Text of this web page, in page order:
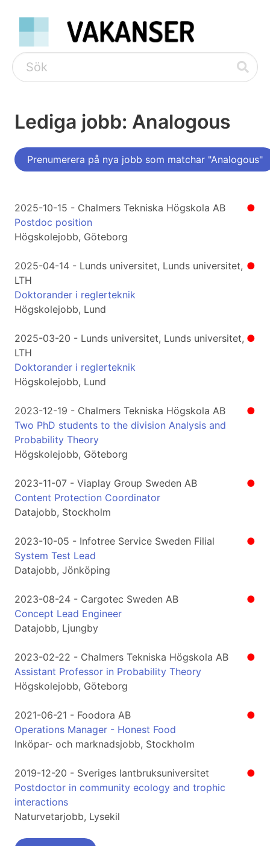
Lediga jobb: Analogous
Prenumerera på nya jobb som matchar "Analogous"
●
2025-10-15 - Chalmers Tekniska Högskola AB
Postdoc position
Högskolejobb, Göteborg
●
2025-04-14 - Lunds universitet, Lunds universitet,
LTH
Doktorander i reglerteknik
Högskolejobb, Lund
●
2025-03-20 - Lunds universitet, Lunds universitet,
LTH
Doktorander i reglerteknik
Högskolejobb, Lund
●
2023-12-19 - Chalmers Tekniska Högskola AB
Two PhD students to the division Analysis and
Probability Theory
Högskolejobb, Göteborg
●
2023-11-07 - Viaplay Group Sweden AB
Content Protection Coordinator
Datajobb, Stockholm
●
2023-10-05 - Infotree Service Sweden Filial
System Test Lead
Datajobb, Jönköping
●
2023-08-24 - Cargotec Sweden AB
Concept Lead Engineer
Datajobb, Ljungby
●
2023-02-22 - Chalmers Tekniska Högskola AB
Assistant Professor in Probability Theory
Högskolejobb, Göteborg
●
2021-06-21 - Foodora AB
Operations Manager - Honest Food
Inköpar- och marknadsjobb, Stockholm
●
2019-12-20 - Sveriges lantbruksuniversitet
Postdoctor in community ecology and trophic
interactions
Naturvetarjobb, Lysekil